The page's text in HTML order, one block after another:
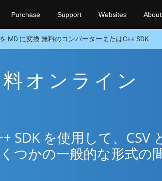
Purchase Support Websites About
MD に変換 無料のコンバーターまたはC++ SDK
オンライン
SDK を使用して、CSV
つかの一般的な形式の